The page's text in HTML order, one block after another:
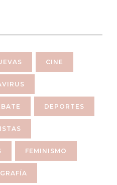
CINE
DEPORTES
FEMINISMO